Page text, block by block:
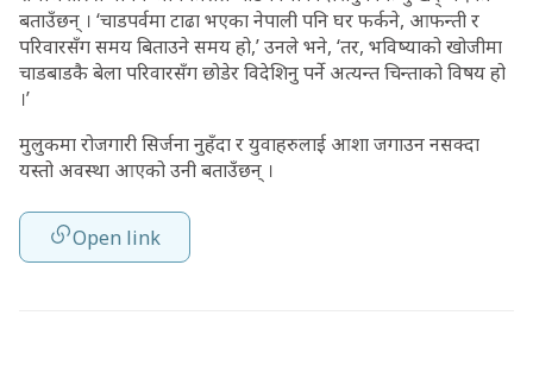
बताउँछन् । ‘चाडपर्वमा टाढा भएका नेपाली पनि घर फर्कने, आफन्ती र
परिवारसँग समय बिताउने समय हो,’ उनले भने, ‘तर, भविष्याको खोजीमा
चाडबाडकै बेला परिवारसँग छोडेर विदेशिनु पर्ने अत्यन्त चिन्ताको विषय हो
।’
मुलुकमा रोजगारी सिर्जना नुहँदा र युवाहरुलाई आशा जगाउन नसक्दा
यस्तो अवस्था आएको उनी बताउँछन् ।
Open link